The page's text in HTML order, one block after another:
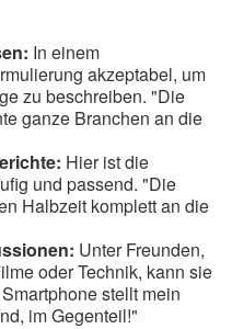
In einem
akzeptabel, um
zu beschreiben. "Die
ganze Branchen an die
Hier ist die
und passend. "Die
Halbzeit komplett an die
Unter Freunden,
oder Technik, kann sie
stellt mein
im Gegenteil!"